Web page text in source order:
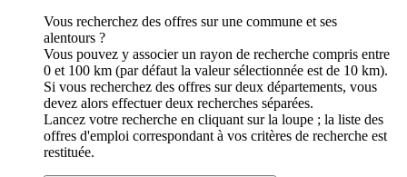
Vous recherchez des offres sur une commune et ses
alentours ?
Vous pouvez y associer un rayon de recherche compris entre
0 et 100 km (par défaut la valeur sélectionnée est de 10 km).
Si vous recherchez des offres sur deux départements, vous
devez alors effectuer deux recherches séparées.
Lancez votre recherche en cliquant sur la loupe ; la liste des
offres d'emploi correspondant à vos critères de recherche est
restituée.